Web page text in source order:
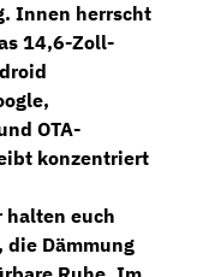
Innen herrscht
14,6-Zoll-
OTA-
konzentriert
halten euch
Dämmung